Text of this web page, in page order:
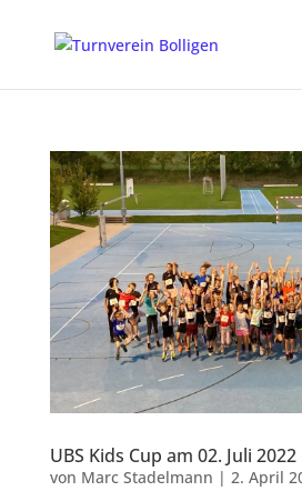
UBS Kids Cup am 02. Juli
von Marc Stadelmann | 2. April